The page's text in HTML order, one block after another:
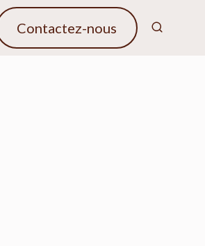
Contactez-nous